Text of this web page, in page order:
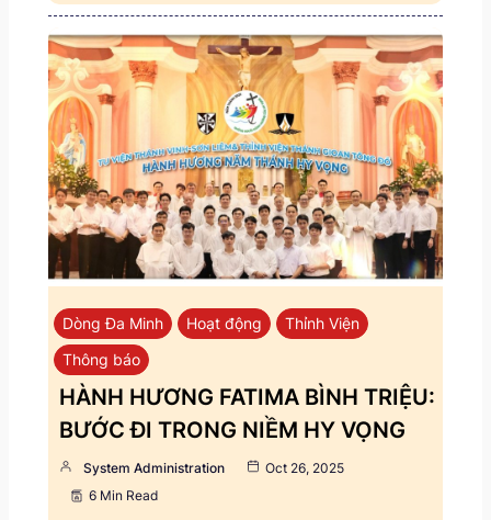
Dòng Đa Minh Hoạt động
Thỉnh Viện
Thông báo
HÀNH HƯƠNG FATIMA BÌNH TRIỆU:
BƯỚC ĐI TRONG NIỀM HY VỌNG
System Administration
Oct 26, 2025
6 Min Read